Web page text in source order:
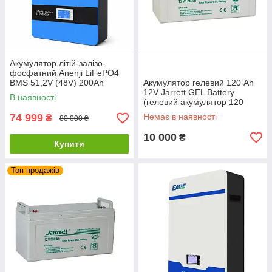
Акумулятор літій-залізо-
фосфатний Anenji LiFePO4
BMS 51,2V (48V) 200Ah
10240 Вт*г
В наявності
74 999 ₴ 80 000 ₴
Купити
Акумулятор гелевий 120 Ah
12V Jarrett GEL Battery
(гелевий акумулятор 120
ампер)
Немає в наявності
10 000 ₴
Топ продажів